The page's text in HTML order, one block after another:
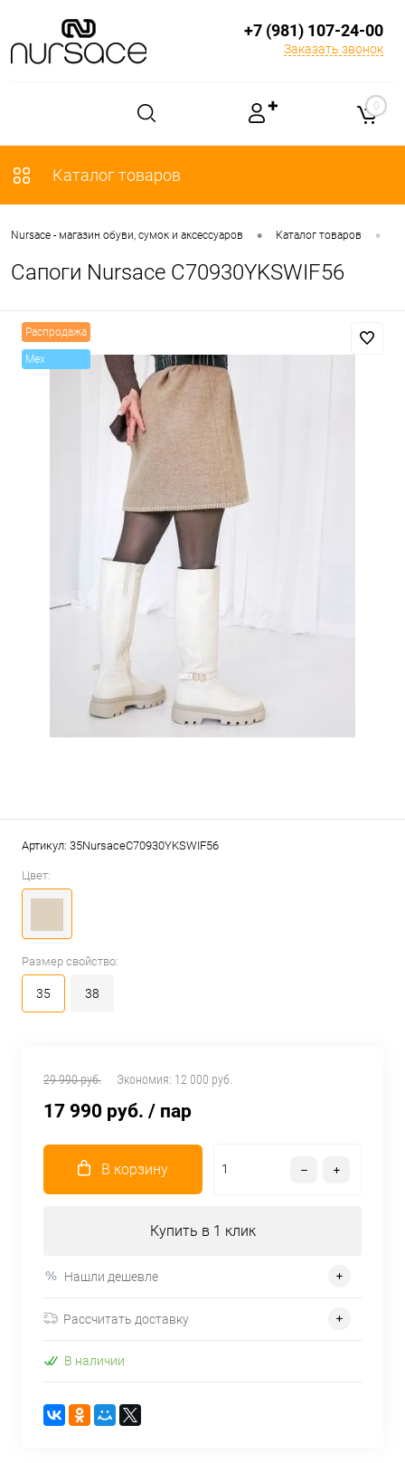
+7 (981) 107-24-00
Заказать звонок
✚ 0
Каталог товаров
Nursace - магазин обуви, сумок и аксессуаров • Каталог товаров •
Сапоги Nursace C70930YKSWIF56
Распродажа
Mex
Артикул: 35NursaceC70930YKSWIF56
Цвет:
Размер свойство:
35 38
29 990 руб. Экономия: 12 000 руб.
17 990 руб. / пар
В корзину
Купить в 1 клик
Нашли дешевле
Рассчитать доставку
В наличии